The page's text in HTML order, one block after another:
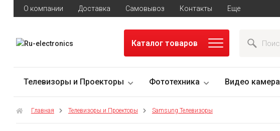
О компании Доставка Самовывоз Контакты Еще
Каталог товаров
Телевизоры и Проекторы Фототехника Видео камера
Главная Телевизоры и Проекторы Samsung Телевизоры